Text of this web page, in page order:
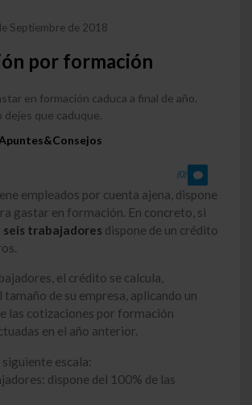
Septiembre de 2018
por formación
en formación caduca a final de año.
dejes que caduque.
Apuntes&Consejos
(0)
empleados por cuenta ajena, dispone
gastar en formación. En concreto, si
seis trabajadores dispone de un crédito
el crédito se calcula,
tamaño de su empresa, aplicando un
las cotizaciones por formación
en el año anterior.
siguiente escala:
dispone del 100% de las